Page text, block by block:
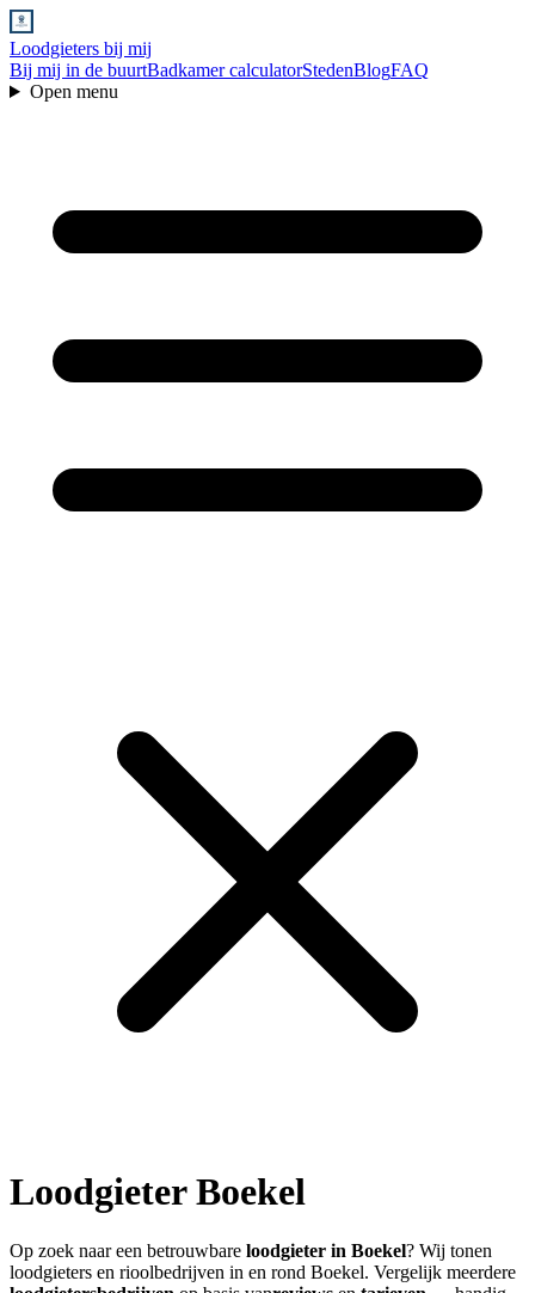
Loodgieters bij mij
Bij mij in de buurtBadkamer calculatorStedenBlogFAQ
Open menu
LoodgieterBoekel
Op zoek naar een betrouwbare loodgieter in Boekel? Wij tonen
loodgieters en rioolbedrijven in en rond Boekel. Vergelijk meerdere